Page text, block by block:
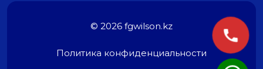
© 2026 fgwilson.kz
Политика конфиденциальности